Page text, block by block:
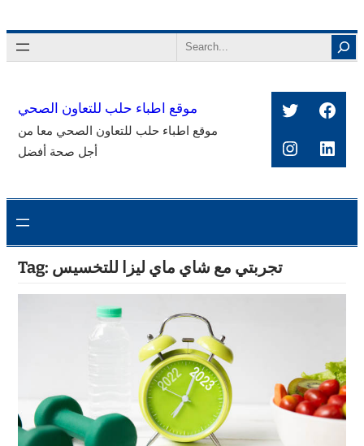
to
content
Search
موقع اطباء حلب للتعاون الصحي
موقع اطباء حلب للتعاون الصحي معا من
أجل صحة أفضل
Twitter
Tag: تجربتي مع شاي ماي ليزا للتخسيس